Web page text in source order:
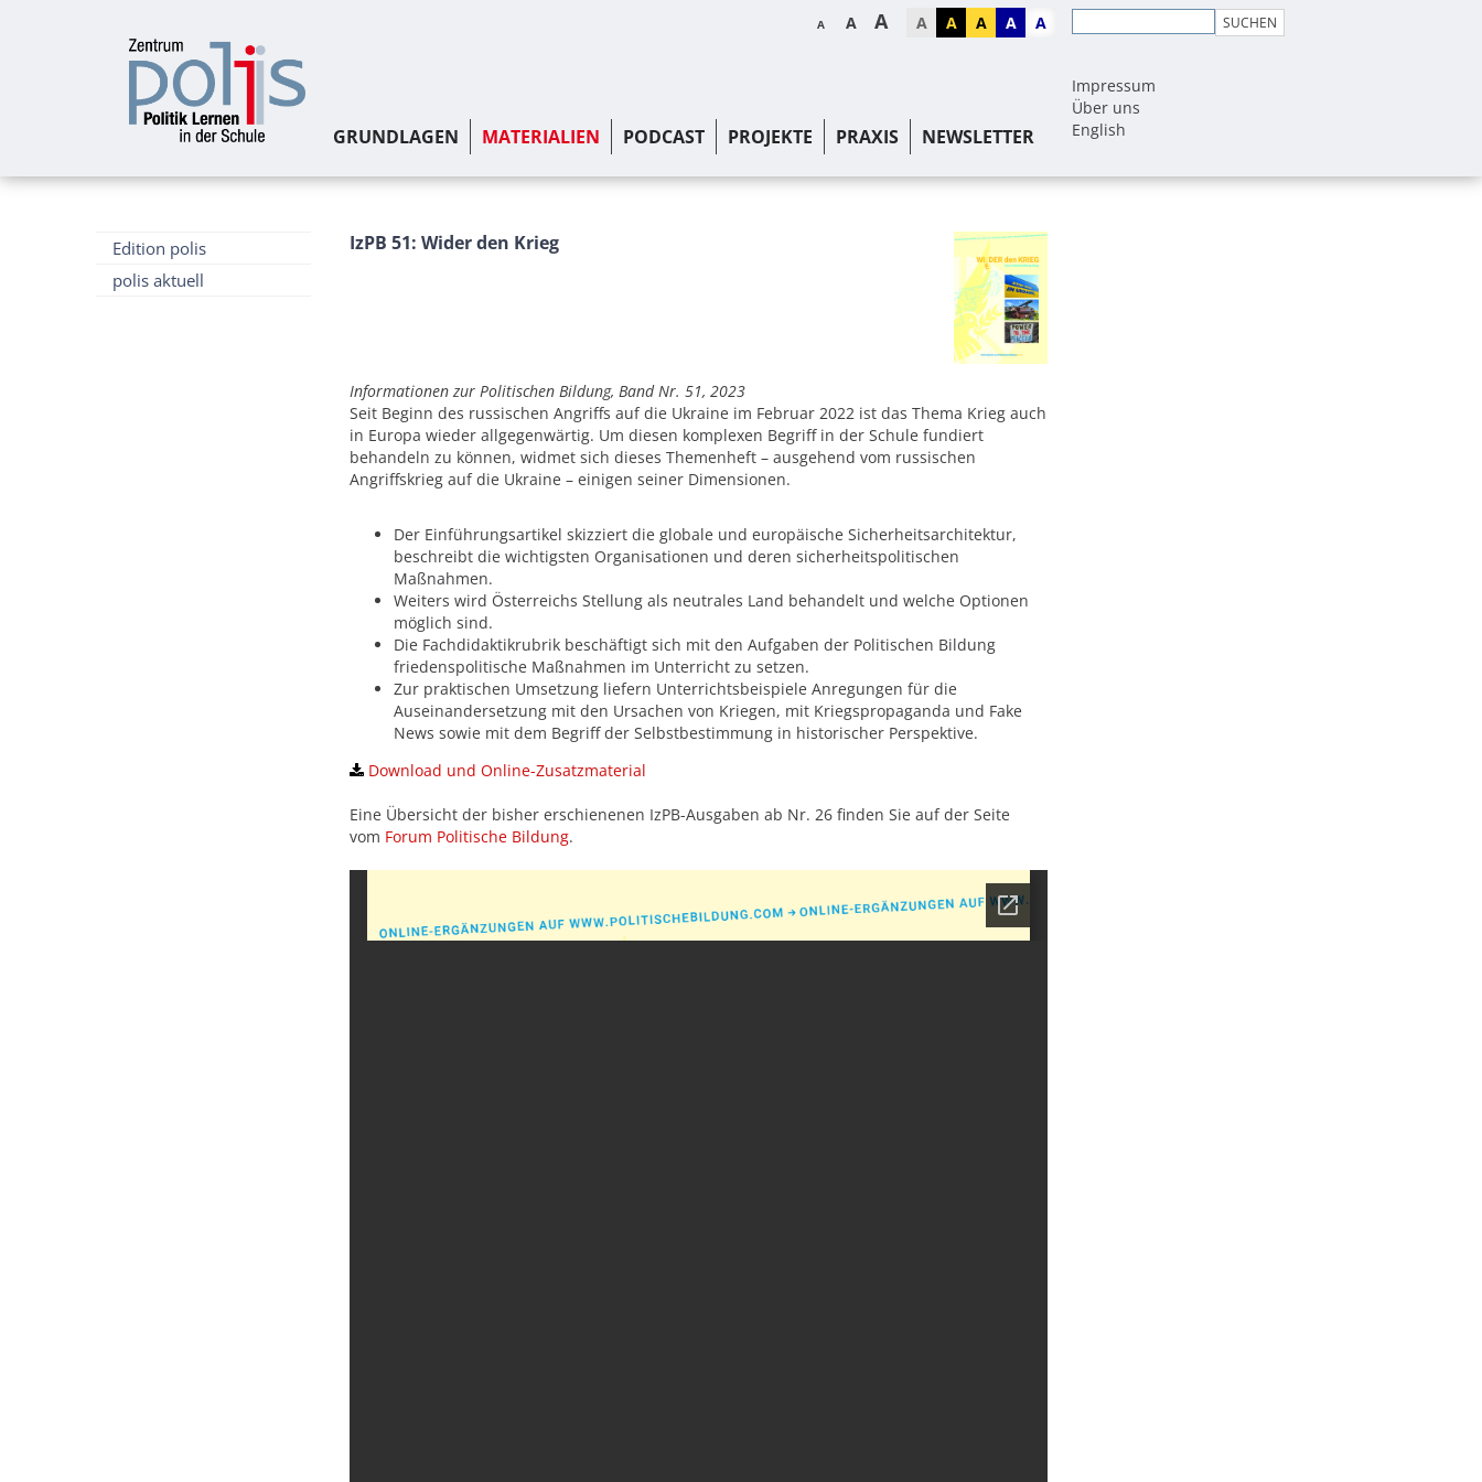
A A A A A A A A
GRUNDLAGEN MATERIALIEN PODCAST PROJEKTE PRAXIS NEWSLETTER
Impressum
Über uns
English
Edition polis
polis aktuell
IzPB 51: Wider den Krieg
Informationen zur Politischen Bildung, Band Nr. 51, 2023
Seit Beginn des russischen Angriffs auf die Ukraine im Februar 2022 ist das Thema Krieg auch
in Europa wieder allgegenwärtig. Um diesen komplexen Begriff in der Schule fundiert
behandeln zu können, widmet sich dieses Themenheft – ausgehend vom russischen
Angriffskrieg auf die Ukraine – einigen seiner Dimensionen.
Der Einführungsartikel skizziert die globale und europäische Sicherheitsarchitektur,
beschreibt die wichtigsten Organisationen und deren sicherheitspolitischen
Maßnahmen.
Weiters wird Österreichs Stellung als neutrales Land behandelt und welche Optionen
möglich sind.
Die Fachdidaktikrubrik beschäftigt sich mit den Aufgaben der Politischen Bildung
friedenspolitische Maßnahmen im Unterricht zu setzen.
Zur praktischen Umsetzung liefern Unterrichtsbeispiele Anregungen für die
Auseinandersetzung mit den Ursachen von Kriegen, mit Kriegspropaganda und Fake
News sowie mit dem Begriff der Selbstbestimmung in historischer Perspektive.
Download und Online-Zusatzmaterial
Eine Übersicht der bisher erschienenen IzPB-Ausgaben ab Nr. 26 finden Sie auf der Seite
vom Forum Politische Bildung.